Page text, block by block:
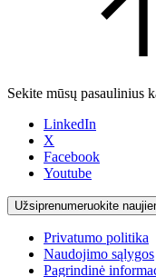
Sekite mūsų pasaulinius
LinkedIn
X
Facebook
Youtube
Užsiprenumeruokite
Privatumo politika
Naudojimo sąlygos
Pagrindinė